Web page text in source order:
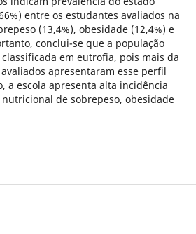
entre os estudantes avaliados na
(13,4%), obesidade (12,4%) e
conclui-se que a população
em eutrofia, pois mais da
apresentaram esse perfil
a escola apresenta alta incidência
de sobrepeso, obesidade